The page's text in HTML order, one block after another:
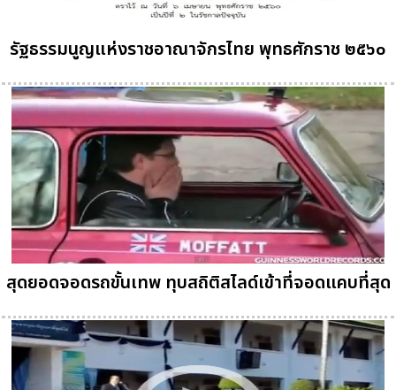
รัฐธรรมนูญแห่งราชอาณาจักรไทย พุทธศักราช ๒๕๖๐
สุดยอดจอดรถขั้นเทพ ทุบสถิติสไลด์เข้าที่จอดแคบที่สุด